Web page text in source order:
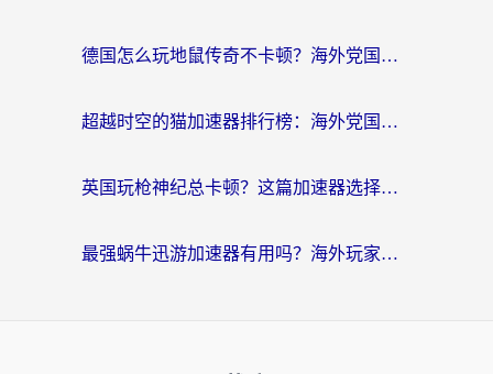
德国怎么玩地鼠传奇不卡顿？海外党国服游戏加速全攻略（含战双EVE实用指南）
超越时空的猫加速器排行榜：海外党国服游戏不卡顿的终极选择指南
英国玩枪神纪总卡顿？这篇加速器选择指南帮你告别延迟（附实测推荐）
最强蜗牛迅游加速器有用吗？海外玩家国服游戏加速避坑指南（附德国玩忍者必须死3流星蝴蝶剑解决办法）